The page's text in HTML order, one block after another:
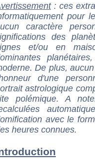
: ces
pour
caractère
des
et/ou en
De plus,
d'une
astrologique
polémique. A
avec le
heures connues.